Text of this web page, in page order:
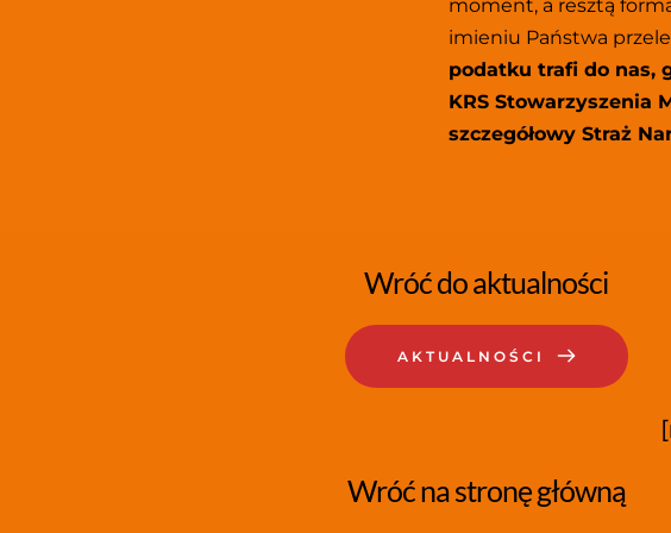
moment, a resztą
imieniu Państwa
podatku trafi do nas,
KRS Stowarzyszenia
szczegółowy Straż
Wróć do aktualności
AKTUALNOŚCI
Wróć na stronę główną